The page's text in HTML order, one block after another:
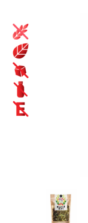
Bezlepkové
Bezlepkové
Bezlepkové
Bezvaječné
Pšeničné biele
Pšeničné
Pšeničné
Špaldové biele
Špaldové
Bioraráškovia
Čaje ako darček
Čaje Dr.Popov
Čaje porciované
Čaje porciované
Čaje sypané -
Čaje sypané biele
Čaje sypané
Čaje sypané